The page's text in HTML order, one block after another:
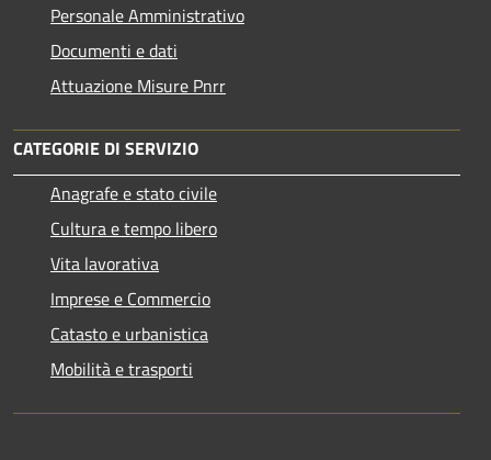
Personale Amministrativo
Documenti e dati
Attuazione Misure Pnrr
CATEGORIE DI SERVIZIO
Anagrafe e stato civile
Cultura e tempo libero
Vita lavorativa
Imprese e Commercio
Catasto e urbanistica
Mobilità e trasporti